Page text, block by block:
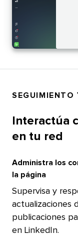
SEGUIMIENTO
Interactúa
en tu red​​
Administra los
la página​​
Supervisa y
actualizaciones
publicaciones
en LinkedIn.​​